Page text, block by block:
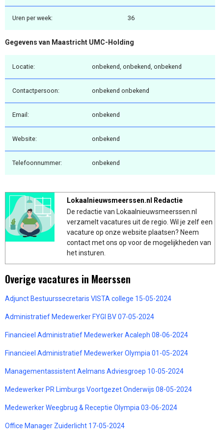
Uren per week: 36
Gegevens van Maastricht UMC-Holding
Locatie: onbekend, onbekend, onbekend
Contactpersoon: onbekend onbekend
Email: onbekend
Website: onbekend
Telefoonnummer: onbekend
Lokaalnieuwsmeerssen.nl Redactie
De redactie van Lokaalnieuwsmeerssen.nl
verzamelt vacatures uit de regio. Wil je zelf een
vacature op onze website plaatsen? Neem
contact met ons op voor de mogelijkheden van
het insturen.
Overige vacatures in Meerssen
Adjunct Bestuurssecretaris VISTA college 15-05-2024
Administratief Medewerker FYGI BV 07-05-2024
Financieel Administratief Medewerker Acaleph 08-06-2024
Financieel Administratief Medewerker Olympia 01-05-2024
Managementassistent Aelmans Adviesgroep 10-05-2024
Medewerker PR Limburgs Voortgezet Onderwijs 08-05-2024
Medewerker Weegbrug & Receptie Olympia 03-06-2024
Office Manager Zuiderlicht 17-05-2024